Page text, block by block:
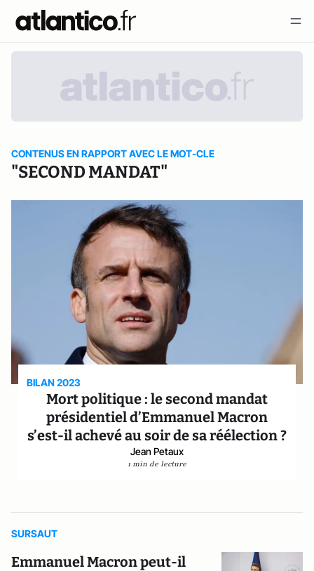
CONTENUS EN RAPPORT AVEC LE MOT-CLE
"SECOND MANDAT"
BILAN 2023
Mort politique : le second mandat
présidentiel d’Emmanuel Macron
s’est-il achevé au soir de sa réélection ?
Jean Petaux
1 min de lecture
SURSAUT
Emmanuel Macron peut-il